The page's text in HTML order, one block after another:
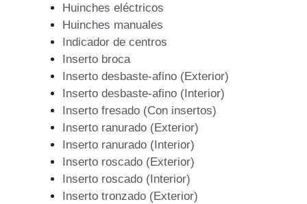
Huinches eléctricos
Huinches manuales
Indicador de centros
Inserto broca
Inserto desbaste-afino (Exterior)
Inserto desbaste-afino (Interior)
Inserto fresado (Con insertos)
Inserto ranurado (Exterior)
Inserto ranurado (Interior)
Inserto roscado (Exterior)
Inserto roscado (Interior)
Inserto tronzado (Exterior)